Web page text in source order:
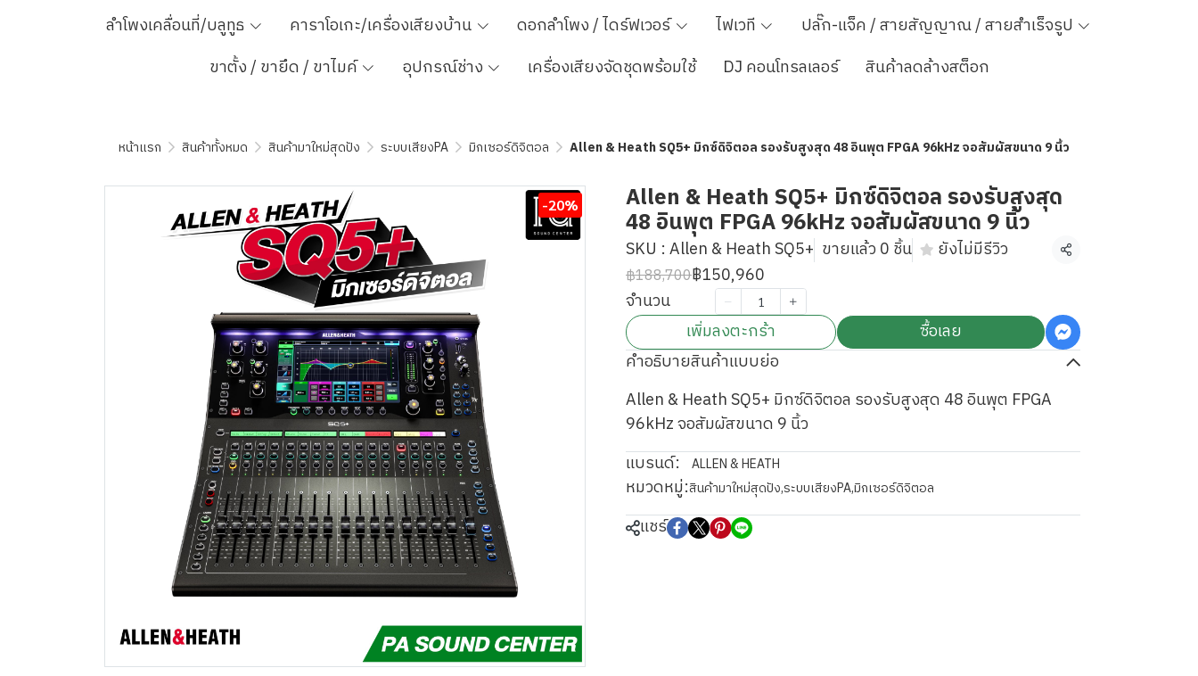
ลำโพงเคลื่อนที่/บลูทูธ
คาราโอเกะ/เครื่องเสียงบ้าน ดอกลำโพง / ไดร์ฟเวอร์ ไฟเวที
ปลั๊ก-แจ็ค / สายสัญญาณ / สายสำเร็จรูป
ขาตั้ง / ขายึด / ขาไมค์
อุปกรณ์ช่าง เครื่องเสียงจัดชุดพร้อมใช้ DJ คอนโทรลเลอร์ สินค้าลดล้างสต็อก
หน้าแรก สินค้าทั้งหมด สินค้ามาใหม่สุดปัง ระบบเสียงPA มิกเซอร์ดิจิตอล Allen & Heath SQ5+ มิกซ์ดิจิตอล รองรับสูงสุด 48 อินพุต FPGA 96kHz จอสัมผัสขนาด 9 นิ้ว
-20% Allen & Heath SQ5+ มิกซ์ดิจิตอล รองรับสูงสุด
48 อินพุต FPGA 96kHz จอสัมผัสขนาด 9 นิ้ว
SKU : Allen & Heath SQ5+ ขายแล้ว 0 ชิ้น ยังไม่มีรีวิว แชร์
฿188,700฿150,960
จำนวน
เพิ่มลงตะกร้า
ซื้อเลย
คำอธิบายสินค้าแบบย่อ
Allen & Heath SQ5+ มิกซ์ดิจิตอล รองรับสูงสุด 48 อินพุต FPGA
96kHz จอสัมผัสขนาด 9 นิ้ว
แบรนด์:
ALLEN & HEATH
หมวดหมู่:สินค้ามาใหม่สุดปัง,ระบบเสียงPA,มิกเซอร์ดิจิตอล
แชร์